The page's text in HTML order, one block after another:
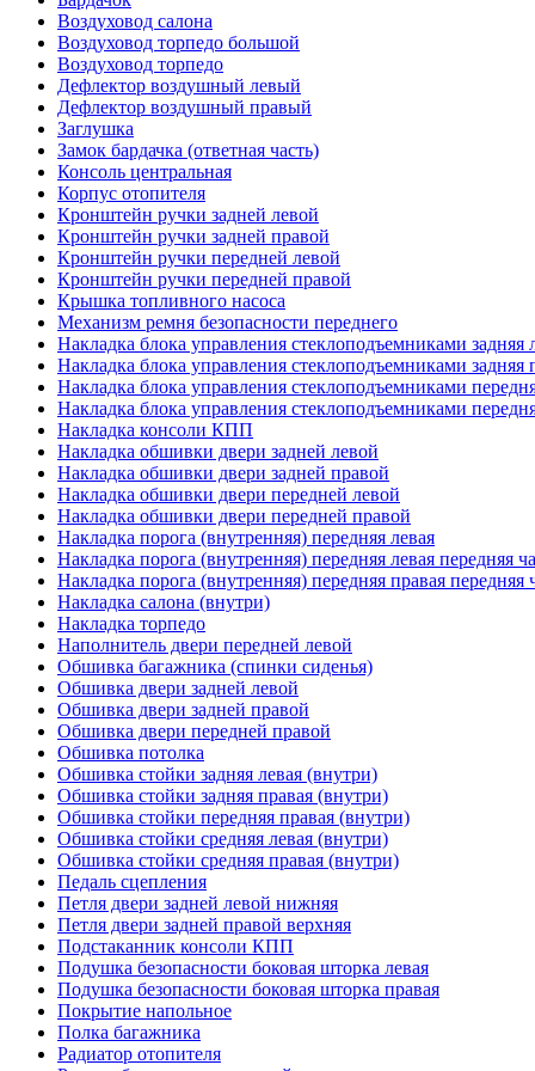
Воздуховод салона
Воздуховод торпедо большой
Воздуховод торпедо
Дефлектор воздушный левый
Дефлектор воздушный правый
Заглушка
Замок бардачка (ответная часть)
Консоль центральная
Корпус отопителя
Кронштейн ручки задней левой
Кронштейн ручки задней правой
Кронштейн ручки передней левой
Кронштейн ручки передней правой
Крышка топливного насоса
Механизм ремня безопасности переднего
Накладка блока управления стеклоподъемниками задняя
Накладка блока управления стеклоподъемниками задняя
Накладка блока управления стеклоподъемниками
Накладка блока управления стеклоподъемниками
Накладка консоли КПП
Накладка обшивки двери задней левой
Накладка обшивки двери задней правой
Накладка обшивки двери передней левой
Накладка обшивки двери передней правой
Накладка порога (внутренняя) передняя левая
Накладка порога (внутренняя) передняя левая передняя
Накладка порога (внутренняя) передняя правая передняя
Накладка салона (внутри)
Накладка торпедо
Наполнитель двери передней левой
Обшивка багажника (спинки сиденья)
Обшивка двери задней левой
Обшивка двери задней правой
Обшивка двери передней правой
Обшивка потолка
Обшивка стойки задняя левая (внутри)
Обшивка стойки задняя правая (внутри)
Обшивка стойки передняя правая (внутри)
Обшивка стойки средняя левая (внутри)
Обшивка стойки средняя правая (внутри)
Педаль сцепления
Петля двери задней левой нижняя
Петля двери задней правой верхняя
Подстаканник консоли КПП
Подушка безопасности боковая шторка левая
Подушка безопасности боковая шторка правая
Покрытие напольное
Полка багажника
Радиатор отопителя